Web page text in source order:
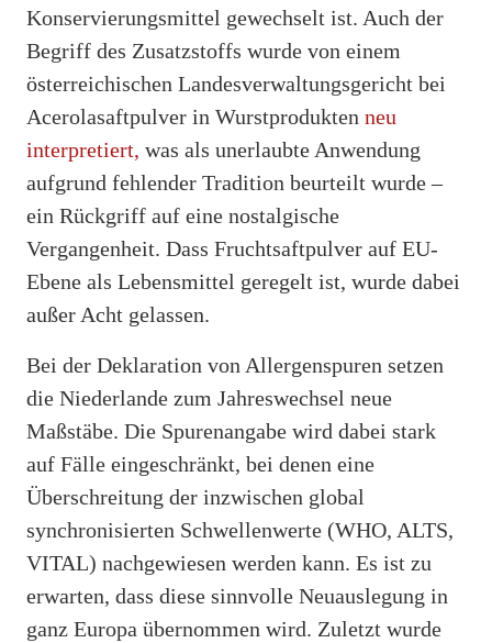
Konservierungsmittel gewechselt ist. Auch der
Begriff des Zusatzstoffs wurde von einem
österreichischen Landesverwaltungsgericht bei
Acerolasaftpulver in Wurstprodukten neu
interpretiert, was als unerlaubte Anwendung
aufgrund fehlender Tradition beurteilt wurde –
ein Rückgriff auf eine nostalgische
Vergangenheit. Dass Fruchtsaftpulver auf EU-
Ebene als Lebensmittel geregelt ist, wurde dabei
außer Acht gelassen.
Bei der Deklaration von Allergenspuren setzen
die Niederlande zum Jahreswechsel neue
Maßstäbe. Die Spurenangabe wird dabei stark
auf Fälle eingeschränkt, bei denen eine
Überschreitung der inzwischen global
synchronisierten Schwellenwerte (WHO, ALTS,
VITAL) nachgewiesen werden kann. Es ist zu
erwarten, dass diese sinnvolle Neuauslegung in
ganz Europa übernommen wird. Zuletzt wurde